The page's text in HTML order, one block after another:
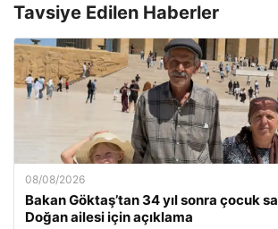
Tavsiye Edilen Haberler
08/08/2026
Bakan Göktaş’tan 34 yıl sonra çocuk
Doğan ailesi için açıklama